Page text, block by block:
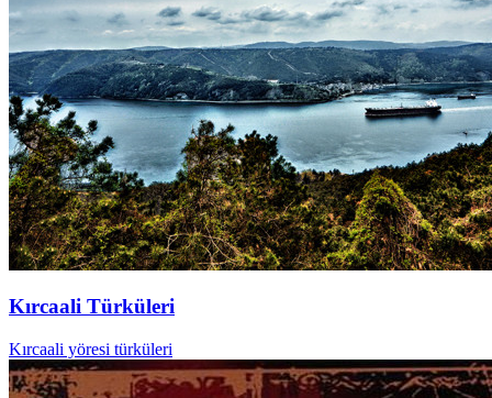
Kırcaali Türküleri
Kırcaali yöresi türküleri